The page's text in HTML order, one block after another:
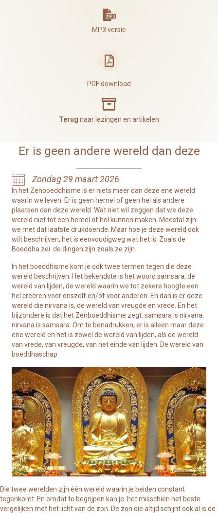
MP3
MP3 versie
PDF download
Dharma archief
Terug naar lezingen en artikelen
Er is geen andere wereld dan deze
Zondag 29 maart 2026
In het Zenboeddhisme is er niets meer dan deze ene wereld
waarin we leven. Er is geen hemel of geen hel als andere
plaatsen dan deze wereld. Wat niet wil zeggen dat we deze
wereld niet tot een hemel of hel kunnen maken. Meestal zijn
we met dat laatste drukdoende. Maar hoe je deze wereld ook
wilt beschrijven, het is eenvoudigweg wat het is. Zoals de
Boeddha zei: de dingen zijn zoals ze zijn.
In het boeddhisme kom je ook twee termen tegen die deze
wereld beschrijven. Het bekendste is het woord samsara, de
wereld van lijden, de wereld waarin we tot zekere hoogte een
hel creëren voor onszelf en/of voor anderen. En dan is er deze
wereld die nirvana is, de wereld van vreugde en vrede. En het
bijzondere is dat het Zenboeddhisme zegt: samsara is nirvana,
nirvana is samsara. Om te benadrukken, er is alleen maar deze
ene wereld en het is zowel de wereld van lijden, als de wereld
van vrede, van vreugde, van het einde van lijden. De wereld van
boeddhaschap.
Die twee werelden zijn één wereld waarin je beiden constant
tegenkomt. En omdat te begrijpen kan je het misschien het beste
vergelijken met het licht van de zon. De zon die altijd schijnt ook al is de